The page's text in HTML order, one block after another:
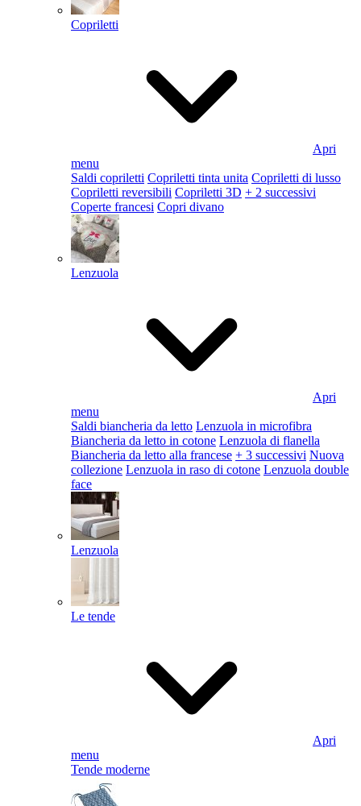
Copriletti
Apri
menu
Saldi copriletti Copriletti tinta unita Copriletti di lusso
Copriletti reversibili Copriletti 3D + 2 successivi
Coperte francesi Copri divano
Lenzuola
Apri
menu
Saldi biancheria da letto Lenzuola in microfibra
Biancheria da letto in cotone Lenzuola di flanella
Biancheria da letto alla francese + 3 successivi Nuova
collezione Lenzuola in raso di cotone Lenzuola double
face
Lenzuola
Le tende
Apri
menu
Tende moderne